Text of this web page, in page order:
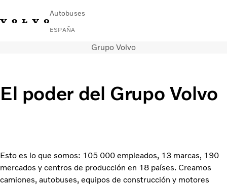
Autobuses
ESPAÑA
Buscar concesionarioVolvo Connect
Autobuses urbanos e interurbanos
Autocares
Grupo Volvo
El poder del Grupo Volvo
Esto es lo que somos: 105 000 empleados, 13 marcas, 190
mercados y centros de producción en 18 países. Creamos
camiones, autobuses, equipos de construcción y motores